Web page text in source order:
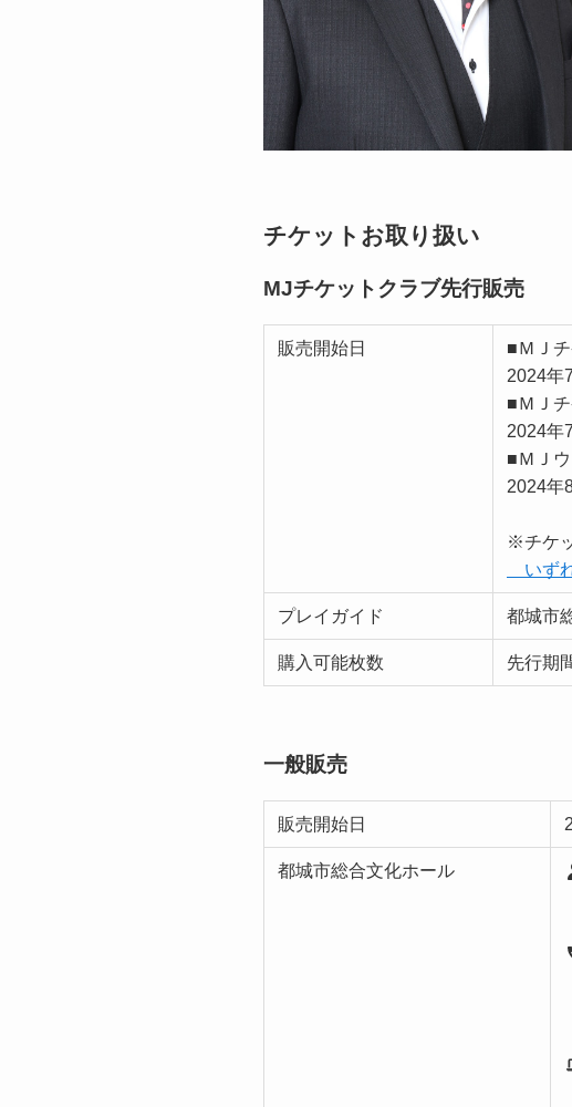
チケットお取り扱い
MJチケットクラブ先行販売
販売開始日
■ＭＪ
2024年
■ＭＪ
2024年
■ＭＪ
2024年
※チケ
いず
プレイガイド 都城市
購入可能枚数 先行期
一般販売
販売開始日
都城市総合文化ホール